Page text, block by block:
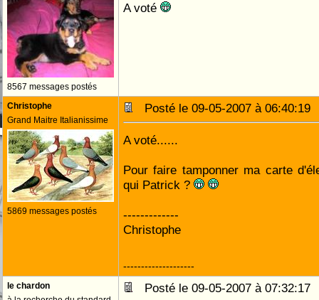
8567 messages postés
A voté
Christophe
Grand Maitre Italianissime
5869 messages postés
Posté le 09-05-2007 à
A voté......
Pour faire tamponner ma carte
qui Patrick ?
-------------
Christophe
--------------------
le chardon
Posté le 09-05-2007 à